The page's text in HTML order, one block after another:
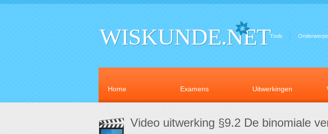
WISKUNDE.NETTools
Home Examens Uitwerkingen
Video uitwerking §9.2 De binomiale